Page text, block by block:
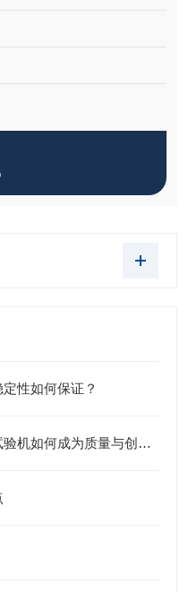
性如何保证？
从航天材料到手术缝线，拉力试验机如何成为质量与创新的“隐形裁判”？